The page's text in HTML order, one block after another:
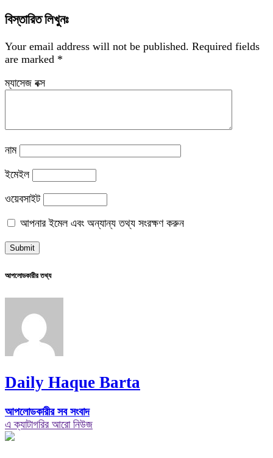
বিস্তারিত লিখুনঃ
Your email address will not be published. Required fields
are marked *
ম্যাসেজ বক্স
নাম
ইমেইল
ওয়েবসাইট
আপনার ইমেল এবং অন্যান্য তথ্য সংরক্ষণ করুন
আপলোডকারীর তথ্য
Daily Haque Barta
আপলোডকারীর সব সংবাদ
এ ক্যাটাগরির আরো নিউজ